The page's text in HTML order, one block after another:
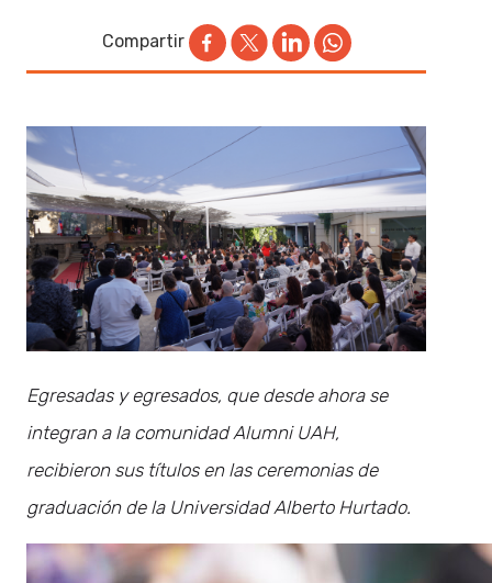
Compartir
Egresadas y egresados, que desde ahora se
integran a la comunidad Alumni UAH,
recibieron sus títulos en las ceremonias de
graduación de la Universidad Alberto Hurtado.